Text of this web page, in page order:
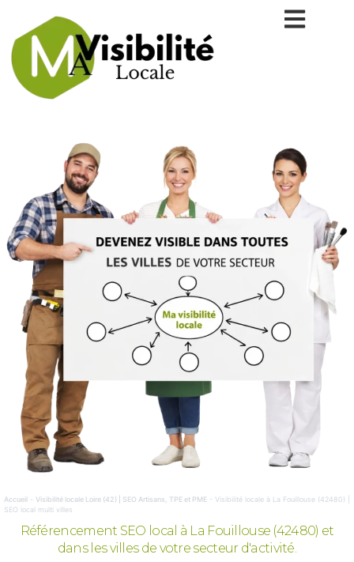
Accueil - Visibilité locale Loire (42) | SEO Artisans, TPE et PME - Visibilité locale à La Fouillouse (42480) |
SEO local multi villes
Référencement SEO local à La Fouillouse (42480) et
dans les villes de votre secteur d'activité.